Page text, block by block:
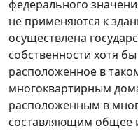
федерального
не применяются к
осуществлена
собственности хотя
расположенное в
многоквартирным
расположенным в
составляющим общее